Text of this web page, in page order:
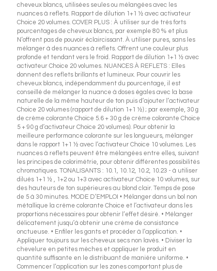
cheveux blancs, utilisées seules ou mélangées avec les
nuances à reflets. Rapport de dilution 1+1 ½ avec activateur
Choice 20 volumes. COVER PLUS : À utiliser sur de très forts
pourcentages de cheveux blancs, par exemple 80 % et plus
N’offrent pas de pouvoir éclaircissant. À utiliser pures, sans les
mélanger à des nuances à reflets. Offrent une couleur plus
profonde et tendant vers le froid. Rapport de dilution 1+1 ½ avec
activateur Choice 20 volumes. NUANCES À REFLETS : Elles
donnent des reflets brillants et lumineux. Pour couvrir les
cheveux blancs, indépendamment du pourcentage, il est
conseillé de mélanger la nuance à doses égales avec la base
naturelle de la même hauteur de ton puis d’ajouter l’activateur
Choice 20 volumes (rapport de dilution 1+1 ½) ; par exemple, 30 g
de crème colorante Choice 5.6 + 30 g de crème colorante Choice
5 + 90 g d’activateur Choice 20 volumes). Pour obtenir la
meilleure performance colorante sur les longueurs, mélanger
dans le rapport 1+1 ½ avec l’activateur Choice 10 volumes. Les
nuances à reflets peuvent être mélangées entre elles, suivant
les principes de colorimétrie, pour obtenir différentes possibilités
chromatiques. TONALISANTS : 10.1, 10.12, 10.2, 10.23 - à utiliser
dilués 1+1 ½ , 1+2 ou 1+3 avec activateur Choice 10 volumes, sur
des hauteurs de ton supérieures au blond clair. Temps de pose
de 5 à 30 minutes. MODE D’EMPLOI • Mélanger dans un bol non
métallique la crème colorante Choice et l’activateur dans les
proportions nécessaires pour obtenir l’effet désiré. • Mélanger
délicatement jusqu’à obtenir une crème de consistance
onctueuse. • Enfiler les gants et procéder à l’application. •
Appliquer toujours sur les cheveux secs non lavés. • Diviser la
chevelure en petites mèches et appliquer le produit en
quantité suffisante en le distribuant de manière uniforme. •
Commencer l’application sur les zones comportant plus de